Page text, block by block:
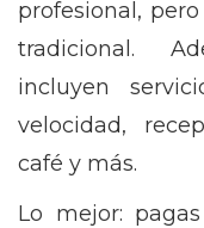
profesional,
tradicional.
incluyen
velocidad,
café y más.
Lo mejor: